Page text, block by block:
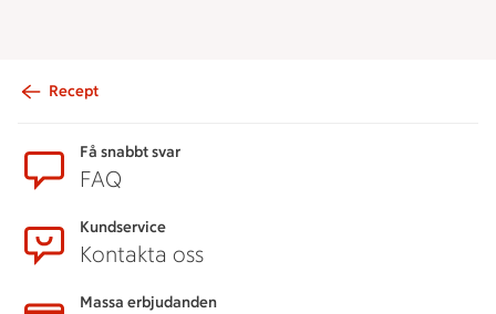
Recept
Få snabbt svar
FAQ
Kundservice
Kontakta oss
Massa erbjudanden